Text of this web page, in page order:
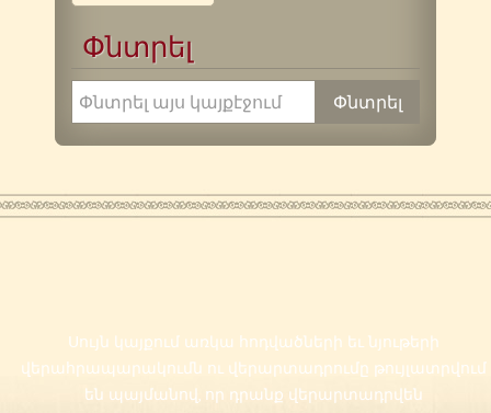
Փնտրել
Սույն կայքում առկա հոդվածների եւ նյութերի
վերահրապարակումն ու վերարտադրումը թույլատրվում
են պայմանով, որ դրանք վերարտադրվեն